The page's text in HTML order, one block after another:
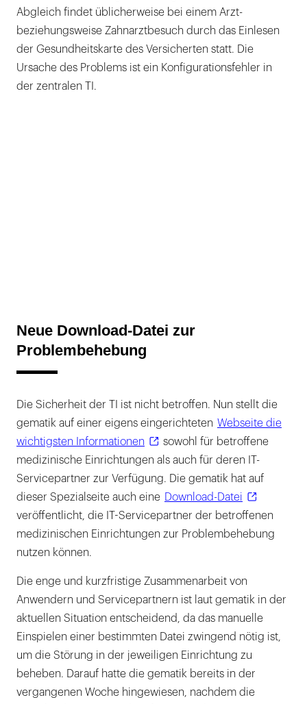
Abgleich findet üblicherweise bei einem Arzt-
beziehungsweise Zahnarztbesuch durch das Einlesen
der Gesundheitskarte des Versicherten statt. Die
Ursache des Problems ist ein Konfigurationsfehler in
der zentralen TI.
Neue Download-Datei zur
Problembehebung
Die Sicherheit der TI ist nicht betroffen. Nun stellt die
gematik auf einer eigens eingerichteten Webseite die
wichtigsten Informationen
sowohl für betroffene
medizinische Einrichtungen als auch für deren IT-
Servicepartner zur Verfügung. Die gematik hat auf
dieser Spezialseite auch eine
Download-Datei
veröffentlicht, die IT-Servicepartner der betroffenen
medizinischen Einrichtungen zur Problembehebung
nutzen können.
Die enge und kurzfristige Zusammenarbeit von
Anwendern und Servicepartnern ist laut gematik in der
aktuellen Situation entscheidend, da das manuelle
Einspielen einer bestimmten Datei zwingend nötig ist,
um die Störung in der jeweiligen Einrichtung zu
beheben. Darauf hatte die gematik bereits in der
vergangenen Woche hingewiesen, nachdem die